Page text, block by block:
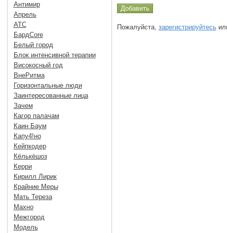
Пожалуйста, зарегистрируйтесь
Антимир
Апрель
АТС
БардCore
Белый город
Блок интенсивной терапии
Високосный год
ВнеРитма
Горизонтальные люди
Заинтересованные лица
Зачем
Кагор палачам
Каин Баум
Капу4!но
Кейпкодер
Кёлькёшоз
Керри
Кирилл Лирик
Крайние Меры
Мать Тереза
Махно
Межгород
Модель